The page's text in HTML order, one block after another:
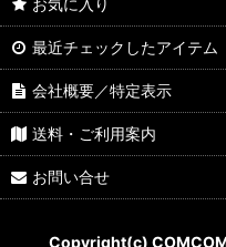
お気に入り
最近チェックしたアイテム
会社概要／特定表示
送料・ご利用案内
お問い合せ
Copyright(c)